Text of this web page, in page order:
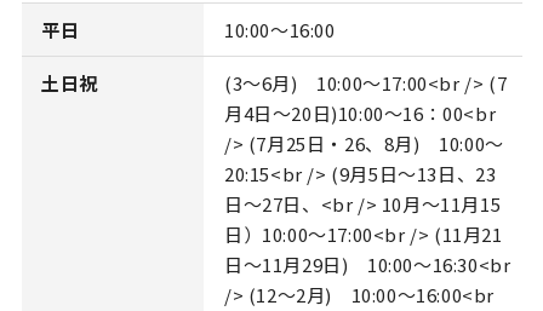
平日 10:00～16:00
土日祝
(3～6月) 10:00～17:00<br /> (7
月4日～20日)10:00～16：00<br
/> (7月25日・26、8月) 10:00～
20:15<br /> (9月5日～13日、23
日～27日、<br /> 10月～11月15
日）10:00～17:00<br /> (11月21
日～11月29日) 10:00～16:30<br
/> (12～2月) 10:00～16:00<br